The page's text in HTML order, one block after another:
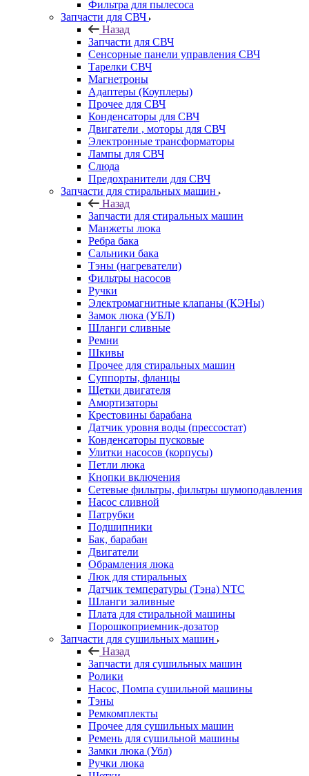
Фильтра для пылесоса
Запчасти для СВЧ
Назад
Запчасти для СВЧ
Сенсорные панели управления СВЧ
Тарелки СВЧ
Магнетроны
Адаптеры (Коуплеры)
Прочее для СВЧ
Конденсаторы для СВЧ
Двигатели , моторы для СВЧ
Электронные трансформаторы
Лампы для СВЧ
Слюда
Предохранители для СВЧ
Запчасти для стиральных машин
Назад
Запчасти для стиральных машин
Манжеты люка
Ребра бака
Сальники бака
Тэны (нагреватели)
Фильтры насосов
Ручки
Электромагнитные клапаны (КЭНы)
Замок люка (УБЛ)
Шланги сливные
Ремни
Шкивы
Прочее для стиральных машин
Суппорты, фланцы
Щетки двигателя
Амортизаторы
Крестовины барабана
Датчик уровня воды (прессостат)
Конденсаторы пусковые
Улитки насосов (корпусы)
Петли люка
Кнопки включения
Сетевые фильтры, фильтры шумоподавления
Насос сливной
Патрубки
Подшипники
Бак, барабан
Двигатели
Обрамления люка
Люк для стиральных
Датчик температуры (Тэна) NTC
Шланги заливные
Плата для стиральной машины
Порошкоприемник-дозатор
Запчасти для сушильных машин
Назад
Запчасти для сушильных машин
Ролики
Насос, Помпа сушильной машины
Тэны
Ремкомплекты
Прочее для сушильных машин
Ремень для сушильной машины
Замки люка (Убл)
Ручки люка